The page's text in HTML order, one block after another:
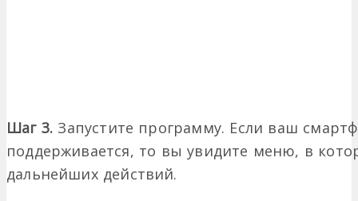
Шаг 3. Запустите программу. Если ваш
поддерживается, то вы увидите меню, в
дальнейших действий.